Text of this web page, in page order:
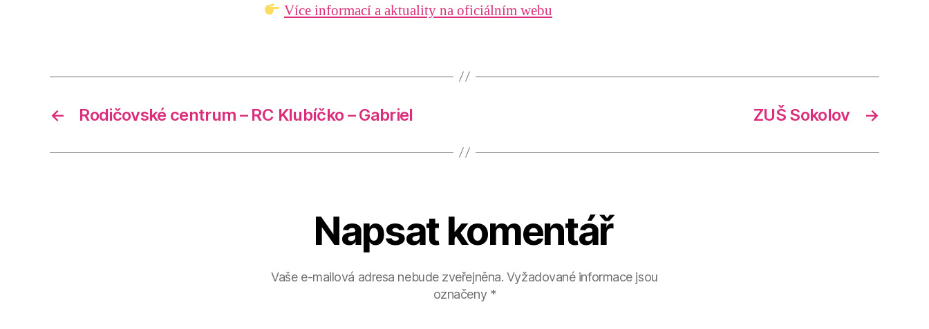
Více informací a aktuality na oficiálním webu
← Rodičovské centrum – RC Klubíčko – Gabriel →
ZUŠ Sokolov
Napsat komentář
Vaše e-mailová adresa nebude zveřejněna. Vyžadované informace jsou
označeny *